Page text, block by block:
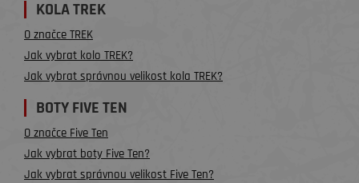
KOLA TREK
O značce TREK
Jak vybrat kolo TREK?
Jak vybrat správnou velikost kola TREK?
BOTY FIVE TEN
O značce Five Ten
Jak vybrat boty Five Ten?
Jak vybrat správnou velikost Five Ten?